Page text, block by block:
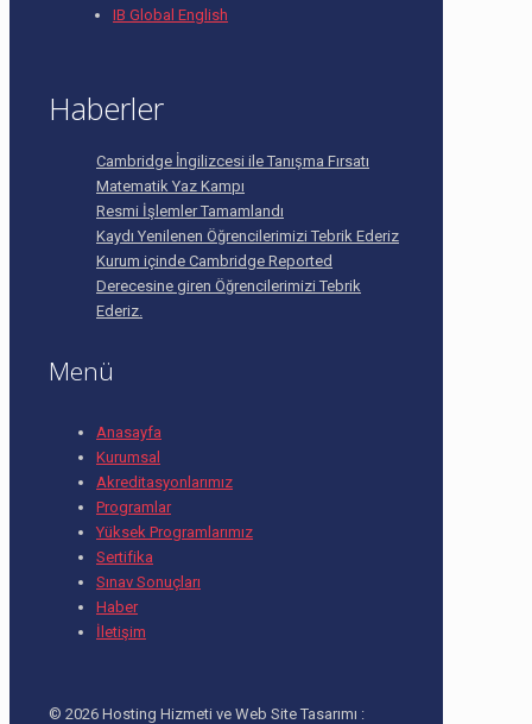
IB Global English
Haberler
Cambridge İngilizcesi ile Tanışma Fırsatı
Matematik Yaz Kampı
Resmi İşlemler Tamamlandı
Kaydı Yenilenen Öğrencilerimizi Tebrik Ederiz
Kurum içinde Cambridge Reported
Derecesine giren Öğrencilerimizi Tebrik
Ederiz.
Menü
Anasayfa
Kurumsal
Akreditasyonlarımız
Programlar
Yüksek Programlarımız
Sertifika
Sınav Sonuçları
Haber
İletişim
© 2026 Hosting Hizmeti ve Web Site Tasarımı :